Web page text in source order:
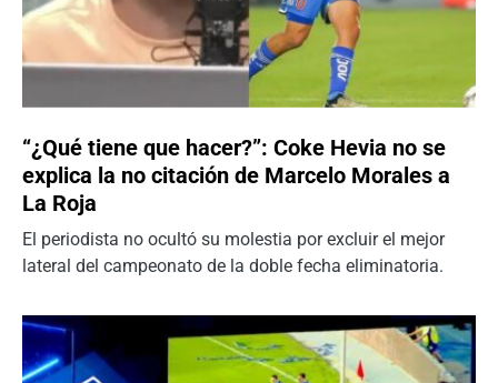
“¿Qué tiene que hacer?”: Coke Hevia no se
explica la no citación de Marcelo Morales a
La Roja
El periodista no ocultó su molestia por excluir el mejor
lateral del campeonato de la doble fecha eliminatoria.